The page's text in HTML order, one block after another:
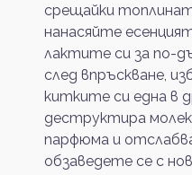
срещайки
нанасяйте
лактите си за по-
след впръскване,
китките си една в
деструктира
парфюма и
обзаведете се с